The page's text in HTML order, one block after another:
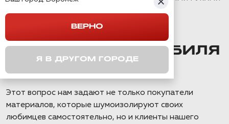
КАПОТА АВТОМОБИЛЯ
Этот вопрос нам задают не только покупатели
материалов, которые шумоизолируют своих
любимцев самостоятельно, но и клиенты нашего
ВЕРНО
Я В ДРУГОМ ГОРОДЕ